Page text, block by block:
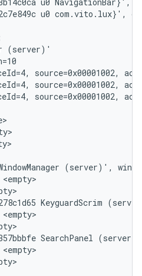
u0 com.vito.lux}',
(server)'
source=0x00001002,
source=0x00001002,
source=0x00001002,
(server)',
<empty>
KeyguardScrim
<empty>
SearchPanel
<empty>